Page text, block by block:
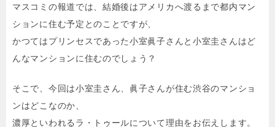
o
k
マスコミの報道では、結婚後はアメリカへ渡るまで都内マン
ションに住む予定とのことですが、
かつてはプリンセスであった小室眞子さんと小室圭さんはど
んなマンションに住むのでしょう？
そこで、今回は小室圭さん、眞子さんが住む渋谷のマンショ
ンはどこなのか、
濃厚といわれるラ・トゥールについて理由をお伝えします。